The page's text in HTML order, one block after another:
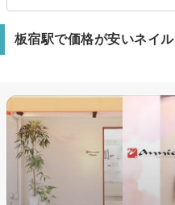
板宿駅で価格が安いネイ